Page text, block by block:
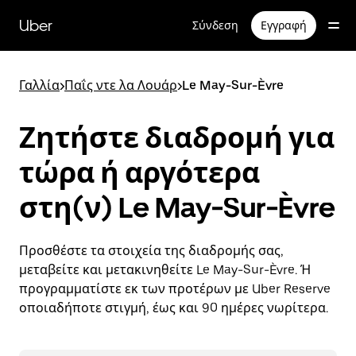
κύριο
περιεχόμενο
Uber Σύνδεση Εγγραφή
Γαλλία>Παΐς ντε λα Λουάρ>Le May-Sur-Èvre
Ζητήστε διαδρομή για
τώρα ή αργότερα
στη(ν) Le May-Sur-Èvre
Προσθέστε τα στοιχεία της διαδρομής σας,
μεταβείτε και μετακινηθείτε Le May-Sur-Èvre. Ή
προγραμματίστε εκ των προτέρων με Uber Reserve
οποιαδήποτε στιγμή, έως και 90 ημέρες νωρίτερα.